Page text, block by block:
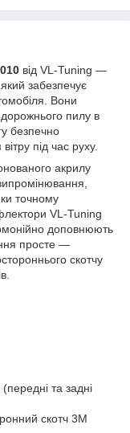
від VL-Tuning —
забезпечує
Вони
пилу в
безпечно
під час руху.
акрилу
точному
VL-Tuning
доповнюють
просте —
скотчу
та задні
скотч 3M